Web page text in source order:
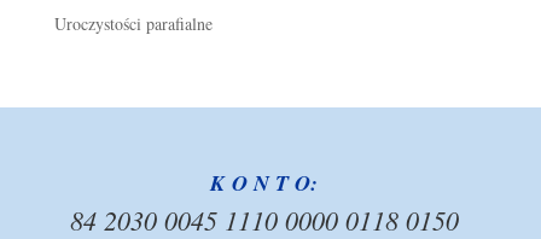
Uroczystości parafialne
K O N T O:
84 2030 0045 1110 0000 0118 0150